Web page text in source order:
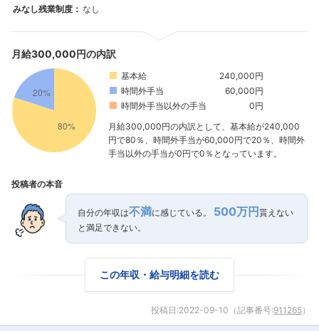
みなし残業制度： なし
月給300,000円の内訳
基本給
240,000円
時間外手当
60,000円
時間外手当以外の手当
0円
月給300,000円の内訳として、基本給が240,000
円で80％、時間外手当が60,000円で20％、時間外
手当以外の手当が0円で0％となっています。
投稿者の本音
自分の年収は不満に感じている。 500万円貰えない
と満足できない。
この年収・給与明細を読む
投稿日:2022-09-10 （記事番号:911265）